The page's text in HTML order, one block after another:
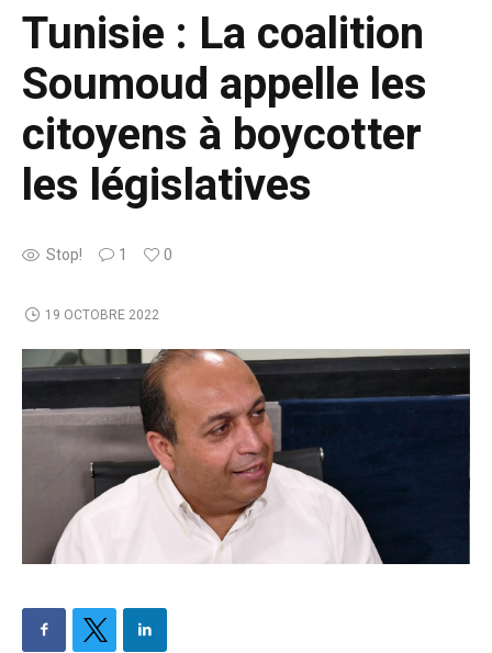
Tunisie : La coalition
Soumoud appelle les
citoyens à boycotter
les législatives
Stop! 1 0
19 OCTOBRE 2022